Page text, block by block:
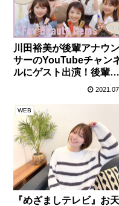
川田裕美が後輩アナウン
サーのYouTubeチャン
ルにゲスト出演！後輩た
ちに恋愛のアドバイ
WEB
『めざましテレビ』お天